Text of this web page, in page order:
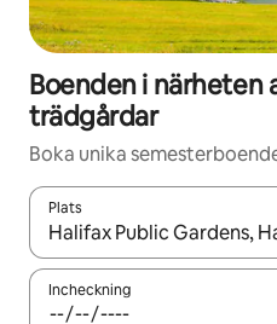
Boenden i närheten
trädgårdar
Boka unika
Plats
När resultaten är
Incheckning